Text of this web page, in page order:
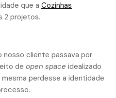
que a Cozinhas
2 projetos.
nosso cliente passava por
de open space idealizado
perdesse a identidade